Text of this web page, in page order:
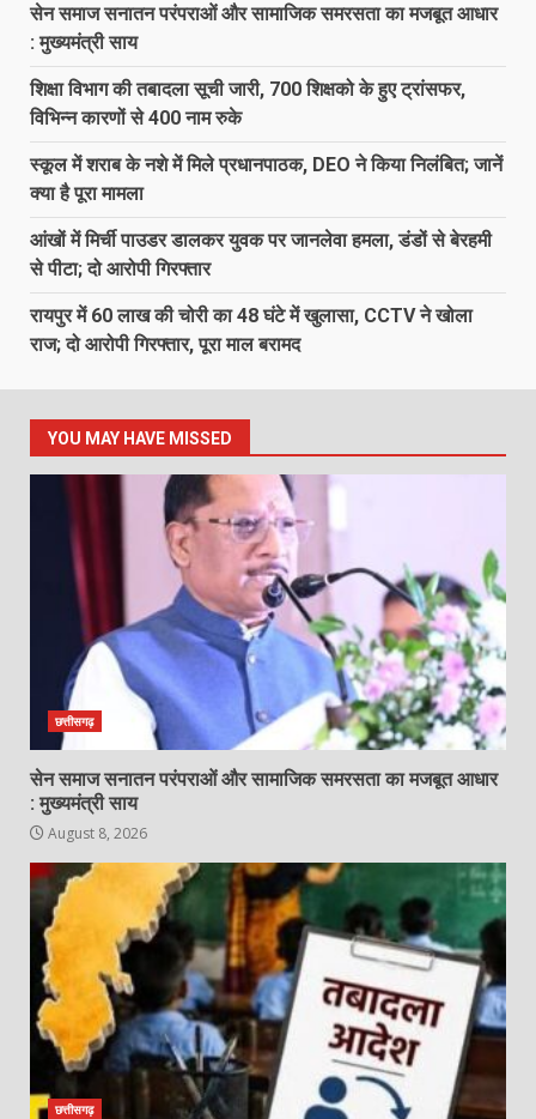
सेन समाज सनातन परंपराओं और सामाजिक समरसता का मजबूत आधार
: मुख्यमंत्री साय
शिक्षा विभाग की तबादला सूची जारी, 700 शिक्षको के हुए ट्रांसफर,
विभिन्न कारणों से 400 नाम रुके
स्कूल में शराब के नशे में मिले प्रधानपाठक, DEO ने किया निलंबित; जानें
क्या है पूरा मामला
आंखों में मिर्ची पाउडर डालकर युवक पर जानलेवा हमला, डंडों से बेरहमी
से पीटा; दो आरोपी गिरफ्तार
रायपुर में 60 लाख की चोरी का 48 घंटे में खुलासा, CCTV ने खोला
राज; दो आरोपी गिरफ्तार, पूरा माल बरामद
YOU MAY HAVE MISSED
छत्तीसगढ़
सेन समाज सनातन परंपराओं और सामाजिक समरसता का मजबूत आधार
: मुख्यमंत्री साय
August 8, 2026
छत्तीसगढ़